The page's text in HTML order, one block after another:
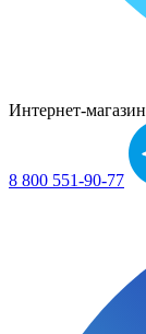
Интернет-магазин
8 800 551-90-77